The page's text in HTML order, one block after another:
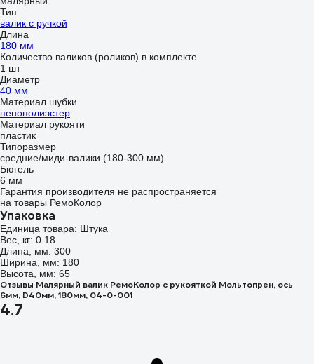
Тип
валик с ручкой
Длина
180 мм
Количество валиков (роликов) в комплекте
1 шт
Диаметр
40 мм
Материал шубки
пенополиэстер
Материал рукояти
пластик
Типоразмер
средние/миди-валики (180-300 мм)
Бюгель
6 мм
Гарантия производителя не распространяется
на товары РемоКолор
Упаковка
Единица товара: Штука
Вес, кг: 0.18
Длина, мм: 300
Ширина, мм: 180
Высота, мм: 65
Отзывы Малярный валик РемоКолор с рукояткой Мольтопрен, ось
6мм, D40мм, 180мм, 04-0-001
4.7